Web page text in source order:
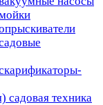
садовая техника